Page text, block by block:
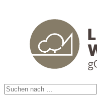
Search
for: